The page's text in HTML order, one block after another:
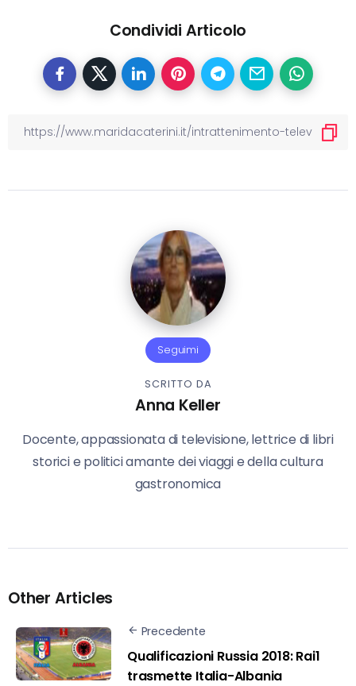
Condividi Articolo
Seguimi
SCRITTO DA
Anna Keller
Docente, appassionata di televisione, lettrice di libri
storici e politici amante dei viaggi e della cultura
gastronomica
Other Articles
Precedente
Qualificazioni Russia 2018: Rai1
trasmette Italia-Albania